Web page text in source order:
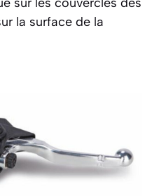
la surface de la